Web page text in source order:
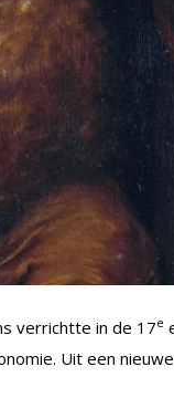
verrichtte in de 17e
Uit een